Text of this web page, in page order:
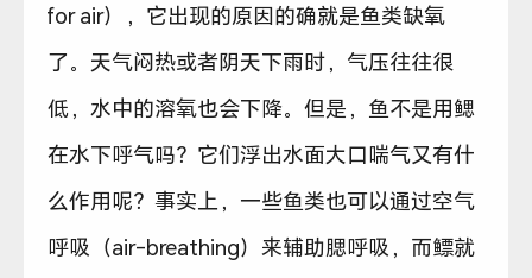
for air），它出现的原因的确就是鱼类缺氧
了。天气闷热或者阴天下雨时，气压往往很
低，水中的溶氧也会下降。但是，鱼不是用鳃
在水下呼气吗？它们浮出水面大口喘气又有什
么作用呢？事实上，一些鱼类也可以通过空气
呼吸（air-breathing）来辅助腮呼吸，而鳔就